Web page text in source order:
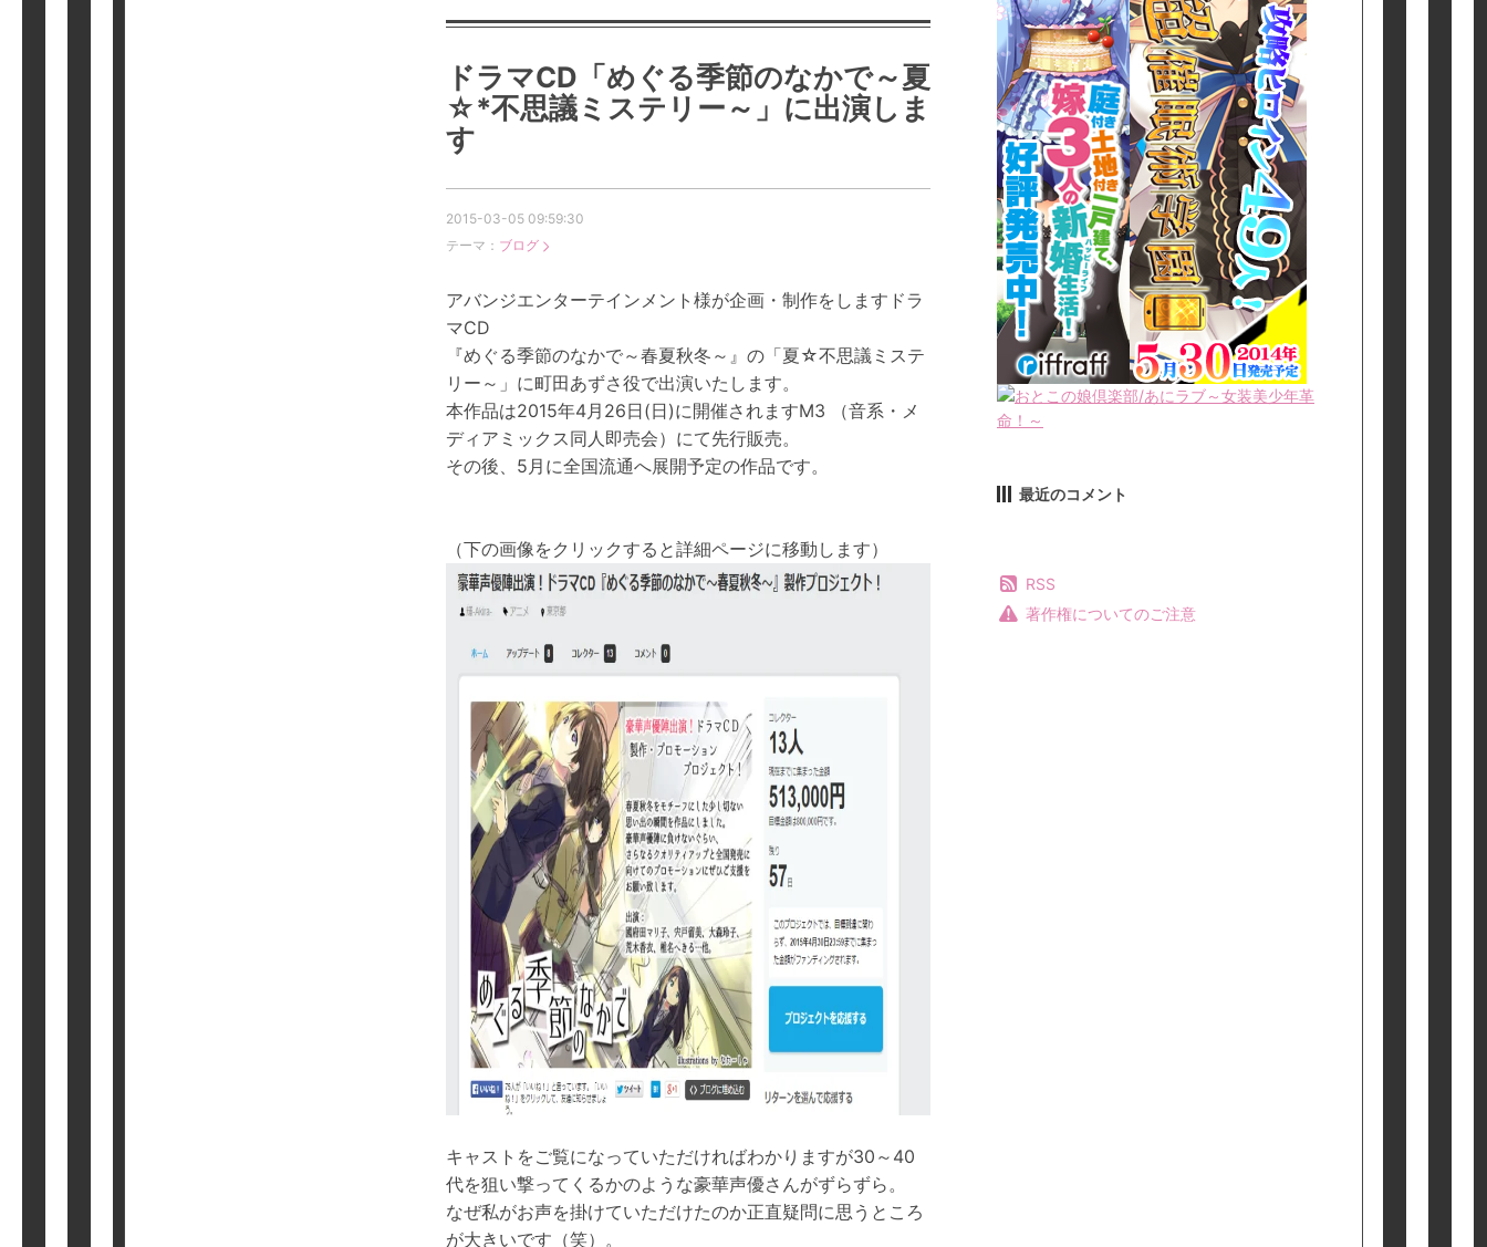
ドラマCD「めぐる季節のなかで～夏
☆*不思議ミステリー～」に出演しま
す
2015-03-05 09:59:30
テーマ： ブログ
アバンジエンターテインメント様が企画・制作をしますドラ
マCD
『めぐる季節のなかで～春夏秋冬～』の「夏☆不思議ミステ
リー～」に町田あずさ役で出演いたします。
本作品は2015年4月26日(日)に開催されますM3 （音系・メ
ディアミックス同人即売会）にて先行販売。
その後、5月に全国流通へ展開予定の作品です。
（下の画像をクリックすると詳細ページに移動します）
キャストをご覧になっていただければわかりますが30～40
代を狙い撃ってくるかのような豪華声優さんがずらずら。
なぜ私がお声を掛けていただけたのか正直疑問に思うところ
が大きいです（笑）。
最近のコメント
RSS
著作権についてのご注意